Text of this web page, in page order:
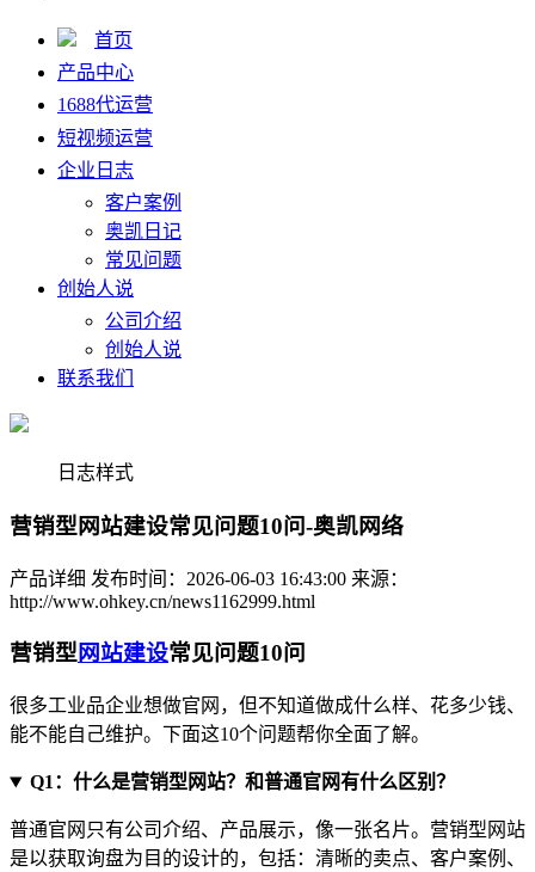
首页
产品中心
1688代运营
短视频运营
企业日志
客户案例
奥凯日记
常见问题
创始人说
公司介绍
创始人说
联系我们
日志样式
营销型网站建设常见问题10问-奥凯网络
产品详细 发布时间：2026-06-03 16:43:00 来源：
http://www.ohkey.cn/news1162999.html
营销型网站建设常见问题10问
很多工业品企业想做官网，但不知道做成什么样、花多少钱、
能不能自己维护。下面这10个问题帮你全面了解。
Q1：什么是营销型网站？和普通官网有什么区别？
普通官网只有公司介绍、产品展示，像一张名片。营销型网站
是以获取询盘为目的设计的，包括：清晰的卖点、客户案例、